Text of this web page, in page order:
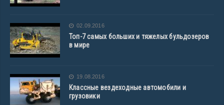
02.09.2016
Топ-7 самых больших и тяжелых бульдозеров
в мире
19.08.2016
Классные вездеходные автомобили и
грузовики